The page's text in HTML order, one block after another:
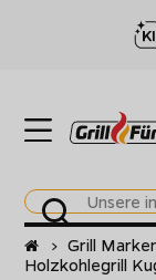
Startseite
> Grill
Holzkohlegrill